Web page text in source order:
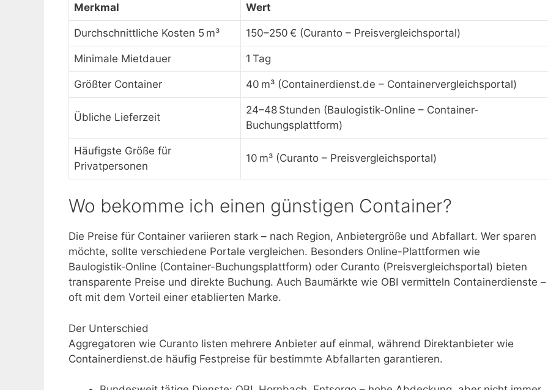
Merkmal Wert
Durchschnittliche Kosten 5 m³ 150–250 € (Curanto – Preisvergleichsportal)
Minimale Mietdauer 1 Tag
Größter Container 40 m³ (Containerdienst.de – Containervergleichsportal)
Übliche Lieferzeit
24–48 Stunden (Baulogistik‑Online – Container-
Buchungsplattform)
Häufigste Größe für
Privatpersonen
10 m³ (Curanto – Preisvergleichsportal)
Wo bekomme ich einen günstigen Container?
Die Preise für Container variieren stark – nach Region, Anbietergröße und Abfallart. Wer sparen
möchte, sollte verschiedene Portale vergleichen. Besonders Online-Plattformen wie
Baulogistik‑Online (Container-Buchungsplattform) oder Curanto (Preisvergleichsportal) bieten
transparente Preise und direkte Buchung. Auch Baumärkte wie OBI vermitteln Containerdienste –
oft mit dem Vorteil einer etablierten Marke.
Der Unterschied
Aggregatoren wie Curanto listen mehrere Anbieter auf einmal, während Direktanbieter wie
Containerdienst.de häufig Festpreise für bestimmte Abfallarten garantieren.